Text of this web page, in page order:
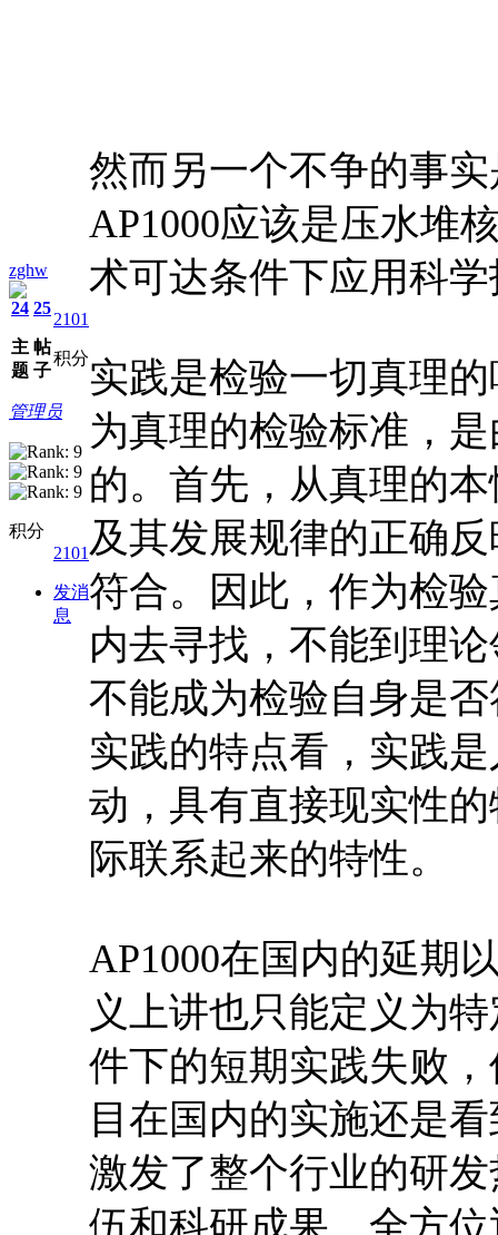
zghw
24
主
题
25
帖
子
2101
积分
管理员
积分
2101
发消
息
然而另一个不争的事
AP1000应该是压水堆
术可达条件下应用科
实践是检验一切真理
为真理的检验标准，
的。首先，从真理的
及其发展规律的正确
符合。因此，作为检
内去寻找，不能到理
不能成为检验自身是
实践的特点看，实践
动，具有直接现实性
际联系起来的特性。
AP1000在国内的延期
义上讲也只能定义为
件下的短期实践失败
目在国内的实施还是
激发了整个行业的研
伍和科研成果、全方